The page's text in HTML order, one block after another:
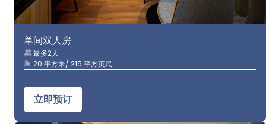
单间双人房
最多2人
20 平方米/ 215 平方英尺
立即预订